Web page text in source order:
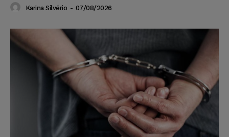
Karina Silvério - 07/08/2026